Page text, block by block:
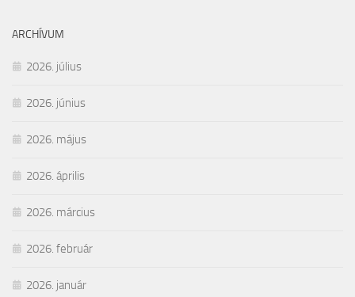
ARCHÍVUM
2026. július
2026. június
2026. május
2026. április
2026. március
2026. február
2026. január